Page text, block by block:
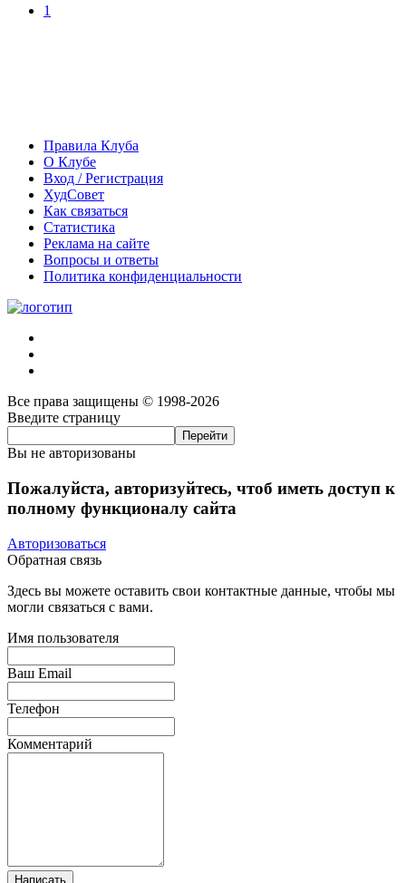
1
Правила Клуба
О Клубе
Вход / Регистрация
ХудСовет
Как связаться
Статистика
Реклама на сайте
Вопросы и ответы
Политика конфиденциальности
Все права защищены © 1998-2026
Введите страницу
Вы не авторизованы
Пожалуйста, авторизуйтесь, чтоб иметь доступ к
полному функционалу сайта
Авторизоваться
Обратная связь
Здесь вы можете оставить свои контактные данные, чтобы мы
могли связаться с вами.
Имя пользователя
Ваш Email
Телефон
Комментарий
Написать